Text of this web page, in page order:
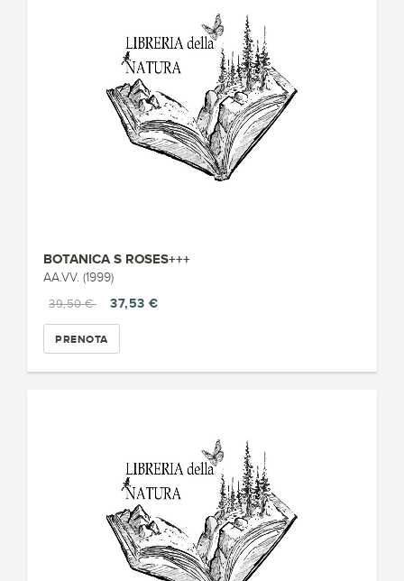
BOTANICA S ROSES+++
AA.VV. (1999)
39,50 €
37,53 €
PRENOTA